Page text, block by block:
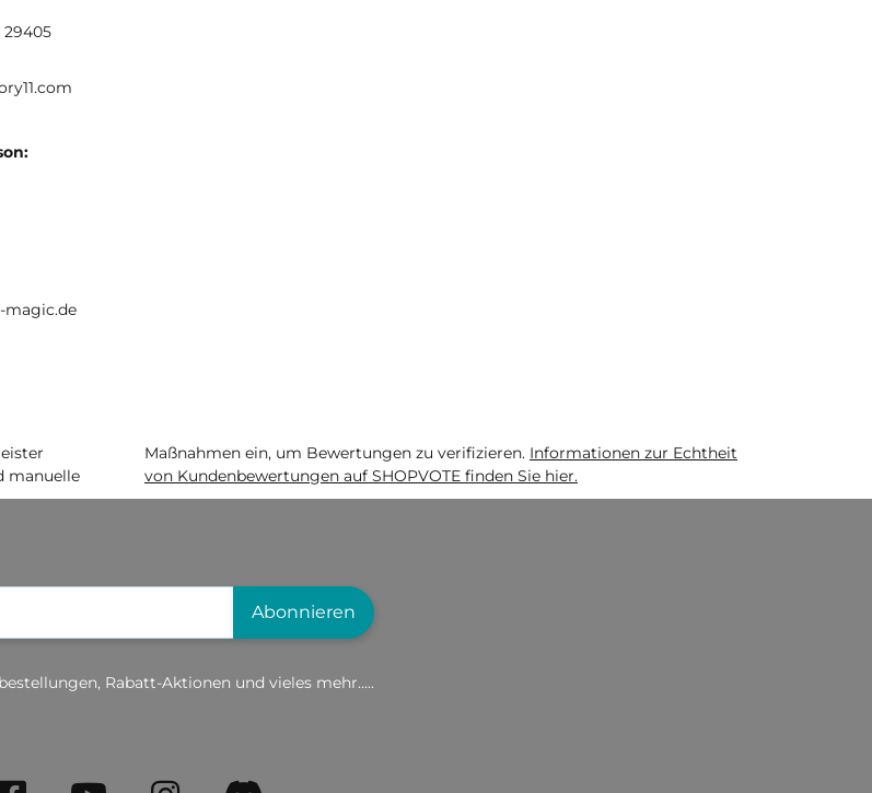
29405
magic.de
manuelle
Maßnahmen ein, um Bewertungen zu verifizieren. Informationen zur Echtheit
von Kundenbewertungen auf SHOPVOTE finden Sie hier.
Abonnieren
Rabatt-Aktionen und vieles mehr.....